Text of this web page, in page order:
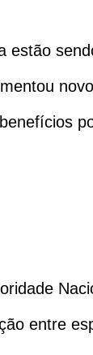
estão
entre